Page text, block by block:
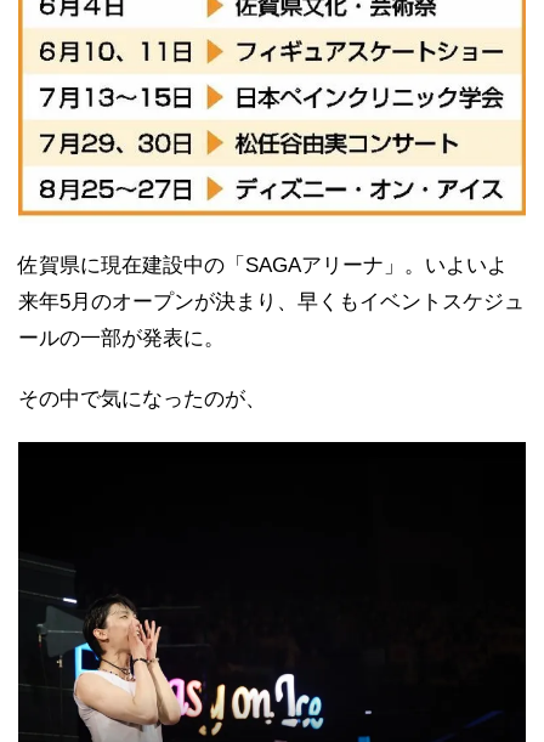
佐賀県に現在建設中の「SAGAアリーナ」。いよいよ
来年5月のオープンが決まり、早くもイベントスケジュ
ールの一部が発表に。
その中で気になったのが、